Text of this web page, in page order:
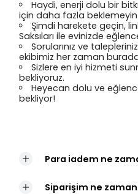
Haydi, enerji dolu bir
için daha fazla
Şimdi harekete geçin,
Saksıları ile evinizde
Sorularınız ve
ekibimiz her zaman
Sizlere en iyi hizmeti
bekliyoruz.
Heyecan dolu ve
bekliyor!
Para iadem ne
Siparişim ne